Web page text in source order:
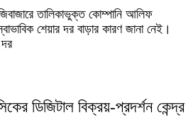
তালিকাভুক্ত কোম্পানি আলিফ
শেয়ার দর বাড়ার কারণ জানা নেই।
ডিজিটাল বিক্রয়-প্রদর্শন কেন্দ্র